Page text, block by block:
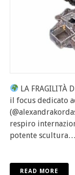
LA FRAGILITÀ
il focus dedicato
respiro
potente scultura
READ MORE